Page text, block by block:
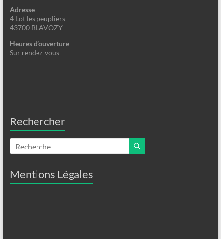
Adresse
4 Lot les peupliers
43700 BLAVOZY
Heures d’ouverture
Sur rendez-vous
Rechercher
Mentions Légales